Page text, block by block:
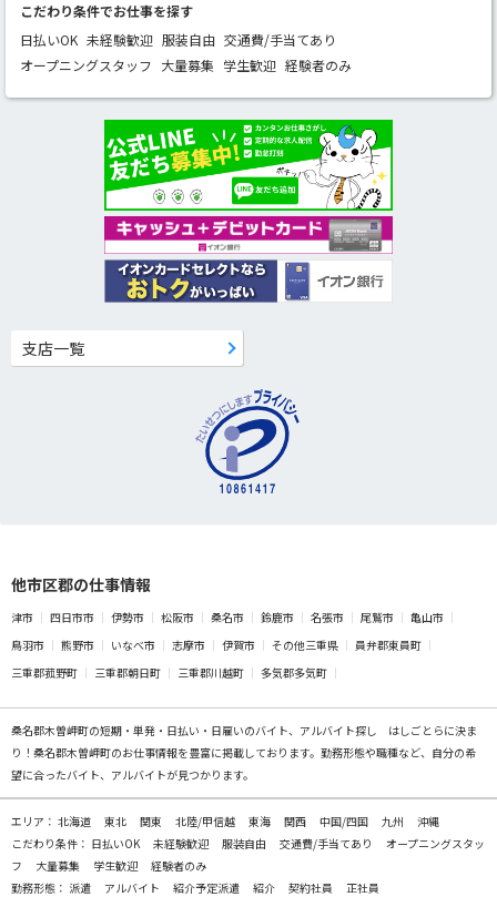
こだわり条件でお仕事を探す
日払いOK 未経験歓迎 服装自由 交通費/手当てあり
オープニングスタッフ 大量募集 学生歓迎 経験者のみ
支店一覧
他市区郡の仕事情報
津市 四日市市 伊勢市 松阪市 桑名市 鈴鹿市 名張市 尾鷲市
亀山市
鳥羽市
熊野市 いなべ市 志摩市 伊賀市 その他三重県
員弁郡東員町
三重郡菰野町
三重郡朝日町 三重郡川越町 多気郡多気町
桑名郡木曽岬町の短期・単発・日払い・日雇いのバイト、アルバイト探し
はしごとらに決ま
り！桑名郡木曽岬町のお仕事情報を豊富に掲載しております。勤務形態や職種など、自分の希
望に合ったバイト、アルバイトが見つかります。
エリア： 北海道 東北 関東 北陸/甲信越 東海 関西 中国/四国 九州
沖縄
こだわり条件： 日払いOK 未経験歓迎 服装自由 交通費/手当てあり
オープニングスタッ
フ
大量募集 学生歓迎
経験者のみ
勤務形態： 派遣 アルバイト 紹介予定派遣 紹介 契約社員 正社員